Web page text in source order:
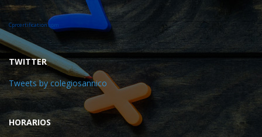
Cprcertification.com
TWITTER
Tweets by colegiosannico
HORARIOS